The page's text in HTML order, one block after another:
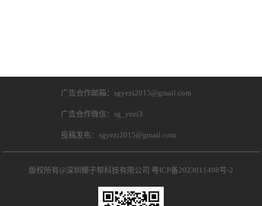
广告合作邮箱：sgyezi2015@gmail.com
广告合作微信：sg_yezi3
投稿发布：sgyezi2015@gmail.com
版权所有@深圳椰子帮科技有限公司 粤ICP备2023011498号-2